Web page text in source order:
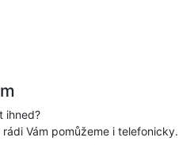
ihned?
Vám pomůžeme i telefonicky.